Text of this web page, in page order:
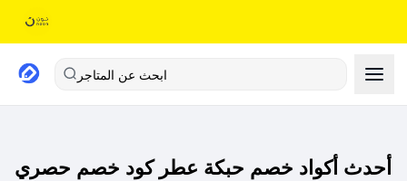
ابحث عن المتاجر
أحدث أكواد خصم حبكة عطر كود خصم حصري